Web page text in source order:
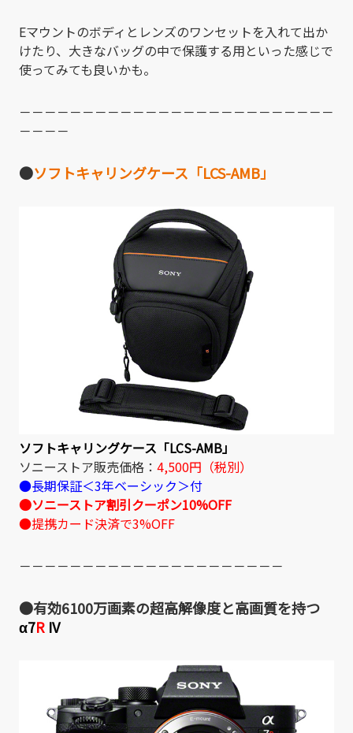
Eマウントのボディとレンズのワンセットを入れて出か
けたり、大きなバッグの中で保護する用といった感じで
使ってみても良いかも。
－－－－－－－－－－－－－－－－－－－－－－－－－
－－－－
●ソフトキャリングケース「LCS-AMB」
ソフトキャリングケース「LCS-AMB」
ソニーストア販売価格： 4,500円（税別）
●長期保証＜3年ベーシック＞付
●ソニーストア割引クーポン10%OFF
●提携カード決済で3%OFF
－－－－－－－－－－－－－－－－－－－－－
●有効6100万画素の超高解像度と高画質を持つ
α7R IV